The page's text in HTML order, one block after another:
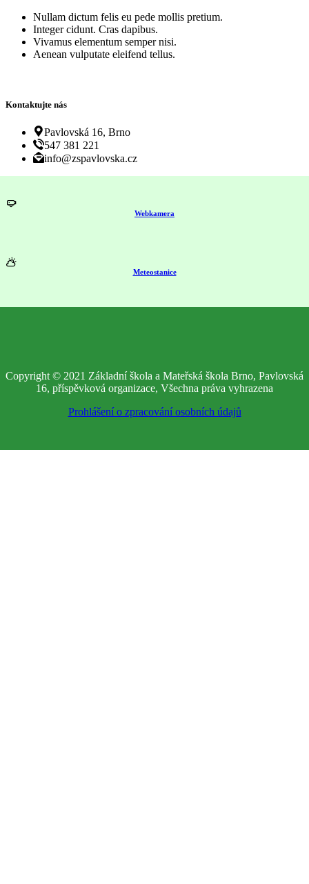
Nullam dictum felis eu pede mollis pretium.
Integer cidunt. Cras dapibus.
Vivamus elementum semper nisi.
Aenean vulputate eleifend tellus.
Kontaktujte nás
Pavlovská 16, Brno
547 381 221
info@zspavlovska.cz
Webkamera
Meteostanice
Copyright © 2021 Základní škola a Mateřská škola Brno, Pavlovská
16, příspěvková organizace, Všechna práva vyhrazena
Prohlášení o zpracování osobních údajů